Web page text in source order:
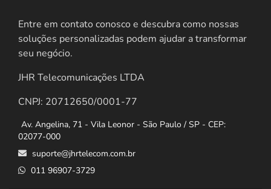
Entre em contato conosco e descubra como nossas
soluções personalizadas podem ajudar a transformar
seu negócio.
JHR Telecomunicações LTDA
CNPJ: 20712650/0001-77
Av. Angelina, 71 - Vila Leonor - São Paulo / SP - CEP:
02077-000
suporte@jhrtelecom.com.br
011 96907-3729